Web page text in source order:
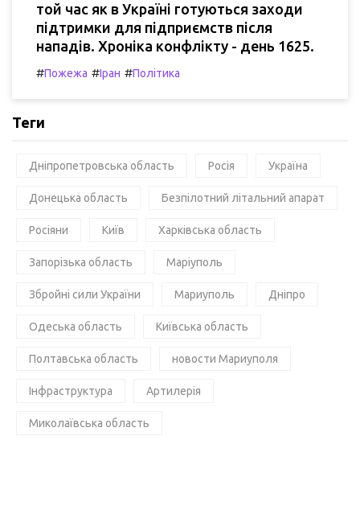
той час як в Україні готуються заходи
підтримки для підприємств після
нападів. Хроніка конфлікту - день 1625.
#Пожежа #Іран #Політика
Теги
Дніпропетровська область Росія Україна
Донецька область Безпілотний літальний апарат
Росіяни Київ Харківська область
Запорізька область Маріуполь
Збройні сили України Мариуполь Дніпро
Одеська область Київська область
Полтавська область новости Мариуполя
Інфраструктура Артилерія
Миколаївська область